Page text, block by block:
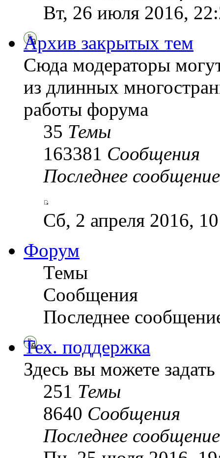
Вт, 26 июля 2016,
Архив закрытых тем
Сюда модераторы
из длинных
работы форума
35 Темы
163381 Сообщения
Последнее сообщение
Сб, 2 апреля 2016,
Форум
Темы
Сообщения
Последнее
Тех. поддержка
Здесь вы можете
251 Темы
8640 Сообщения
Последнее сообщение